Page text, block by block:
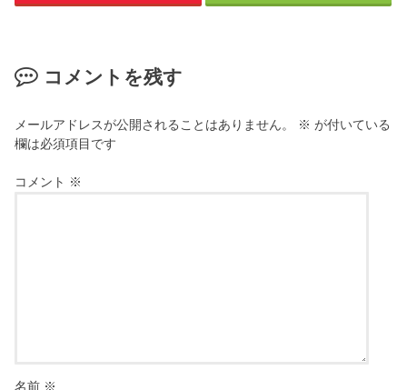
コメントを残す
メールアドレスが公開されることはありません。 ※ が付いている
欄は必須項目です
コメント ※
名前 ※